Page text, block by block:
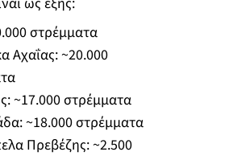
στρέμματα
Αχαΐας: ~20.000
~17.000 στρέμματα
~18.000 στρέμματα
Πρεβέζης: ~2.500